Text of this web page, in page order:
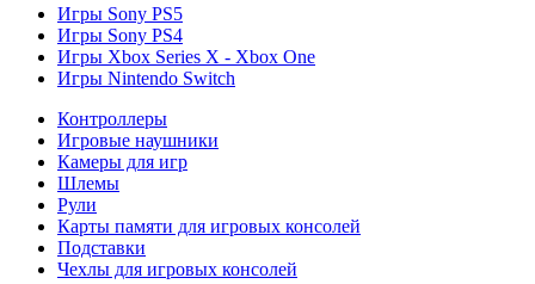
Игры Sony PS5
Игры Sony PS4
Игры Xbox Series X - Xbox One
Игры Nintendo Switch
Контроллеры
Игровые наушники
Камеры для игр
Шлемы
Рули
Карты памяти для игровых консолей
Подставки
Чехлы для игровых консолей